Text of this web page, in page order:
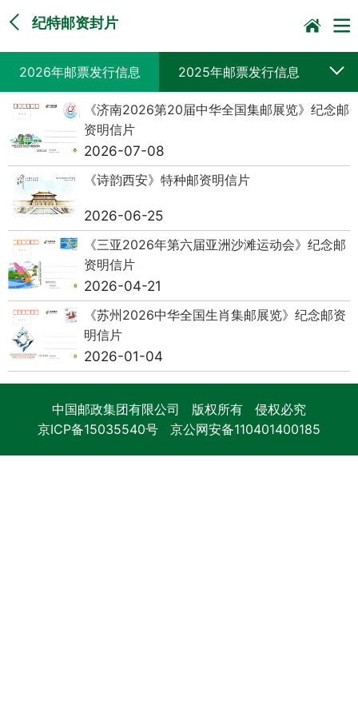
纪特邮资封片
2026年邮票发行信息 2025年邮票发行信息
2024年邮票发行信息 2023年邮票发行信息
2022年邮票发行信息
2020年邮票发行信息
《济南2026第20届中华全国集邮展览》纪念邮
资明信片
2026-07-08
《诗韵西安》特种邮资明信片
2026-06-25
《三亚2026年第六届亚洲沙滩运动会》纪念邮
资明信片
2026-04-21
《苏州2026中华全国生肖集邮展览》纪念邮资
明信片
2026-01-04
中国邮政集团有限公司 版权所有 侵权必究
京ICP备15035540号 京公网安备110401400185